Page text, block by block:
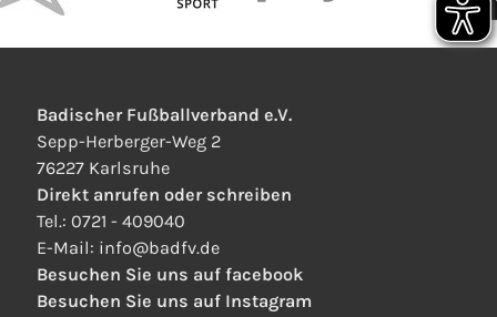
Badischer Fußballverband e.V.
Sepp-Herberger-Weg 2
76227 Karlsruhe
Direkt anrufen oder schreiben
Tel.: 0721 - 409040
E-Mail: info@badfv.de
Besuchen Sie uns auf facebook
Besuchen Sie uns auf Instagram